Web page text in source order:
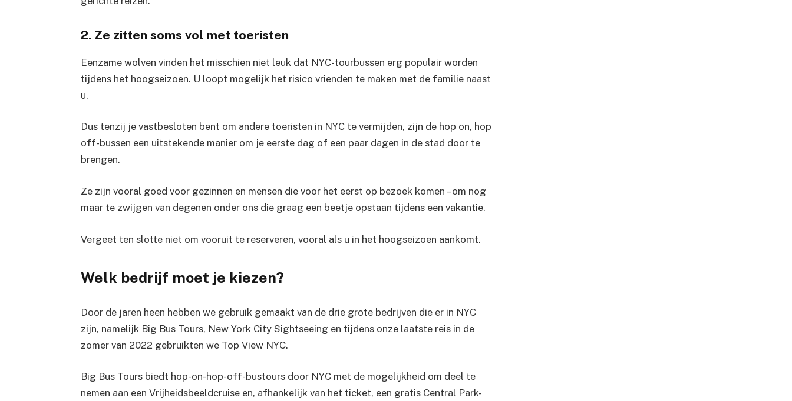
2. Ze zitten soms vol met toeristen
Eenzame wolven vinden het misschien niet leuk dat NYC-tourbussen erg populair worden
tijdens het hoogseizoen. U loopt mogelijk het risico vrienden te maken met de familie naast
u.
Dus tenzij je vastbesloten bent om andere toeristen in NYC te vermijden, zijn de hop on, hop
off-bussen een uitstekende manier om je eerste dag of een paar dagen in de stad door te
brengen.
Ze zijn vooral goed voor gezinnen en mensen die voor het eerst op bezoek komen – om nog
maar te zwijgen van degenen onder ons die graag een beetje opstaan ​​tijdens een vakantie.
Vergeet ten slotte niet om vooruit te reserveren, vooral als u in het hoogseizoen aankomt.
Welk bedrijf moet je kiezen?
Door de jaren heen hebben we gebruik gemaakt van de drie grote bedrijven die er in NYC
zijn, namelijk Big Bus Tours, New York City Sightseeing en tijdens onze laatste reis in de
zomer van 2022 gebruikten we Top View NYC.
Big Bus Tours biedt hop-on-hop-off-bustours door NYC met de mogelijkheid om deel te
nemen aan een Vrijheidsbeeldcruise en, afhankelijk van het ticket, een gratis Central Park-